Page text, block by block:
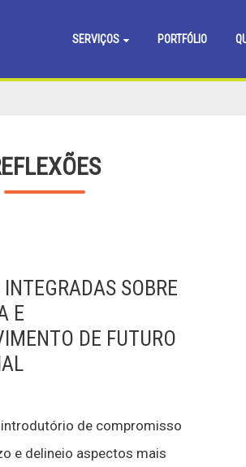
SERVIÇOS PORTFÓLIO
INTEGRADAS SOBRE
E
DE FUTURO
de compromisso
e delineio aspectos mais